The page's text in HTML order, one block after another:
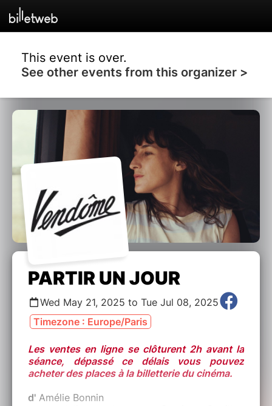
This event is over.
See other events from this organizer >
PARTIR UN JOUR
Wed May 21, 2025 to Tue Jul 08, 2025
Timezone : Europe/Paris
Les ventes en ligne se clôturent 2h avant la
séance, dépassé ce délais vous pouvez
acheter des places à la billetterie du cinéma.
d' Amélie Bonnin